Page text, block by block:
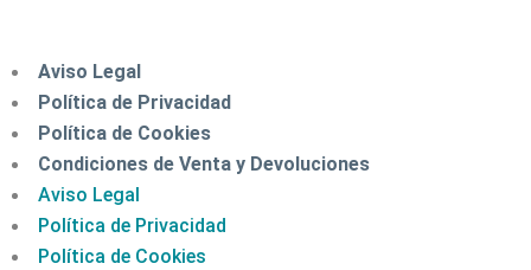
Aviso Legal
Política de Privacidad
Política de Cookies
Condiciones de Venta y Devoluciones
Aviso Legal
Política de Privacidad
Política de Cookies